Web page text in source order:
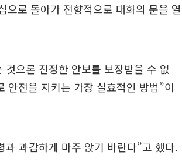
로 돌아가 전향적으로 대화의 문을 열
으론 진정한 안보를 보장받을 수 없
안전을 지키는 가장 실효적인 방법”이
과감하게 마주 앉기 바란다”고 했다.